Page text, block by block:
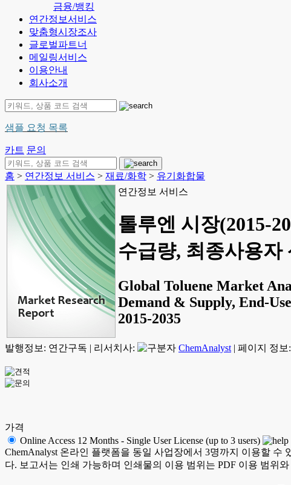
금융/뱅킹
연간정보서비스
맞춤형시장조사
글로벌파트너
메일링서비스
이용안내
회사소개
샘플 요청 목록
카트 문의
홈 > 연간정보 서비스 > 재료/화학 > 유기화합물
연간정보 서비스
톨루엔 시장(2015-
수급량, 최종사용자
Global Toluene Market
Demand & Supply, End-
2015-2035
발행정보: 연간구독 | 리서치사: ChemAnalyst | 페이지 정보
가격
Online Access 12 Months - Single User License (up to 3 users)
ChemAnalyst 온라인 플랫폼을 동일 사업장에서 3명까지 이용할
다. 보고서는 인쇄 가능하며 인쇄물의 이용 범위는 PDF 이용 범위